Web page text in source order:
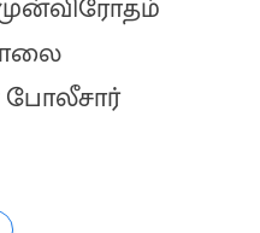
போலீசார்